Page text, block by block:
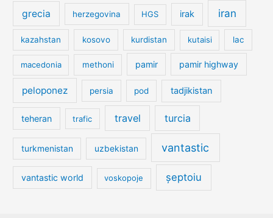
grecia herzegovina HGS irak iran
kazahstan kosovo kurdistan kutaisi lac
macedonia methoni pamir pamir highway
peloponez persia pod tadjikistan
teheran trafic travel turcia
turkmenistan uzbekistan vantastic
vantastic world voskopoje șeptoiu